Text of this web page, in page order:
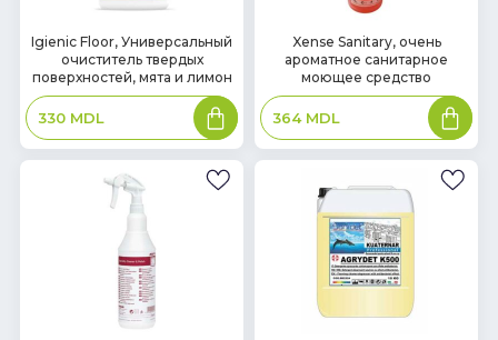
В
наличии
Igienic Floor, Универсальный
очиститель твердых
поверхностей, мята и лимон
330 MDL
В
корзину
наличии
Xense Sanitary, очень
ароматное санитарное
моющее средство
364 MDL
В
корзину